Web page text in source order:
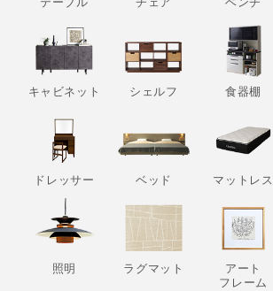
テーブル
チェア
ベンチ
キャビネット シェルフ 食器棚
ドレッサー ベッド マットレス
照明 ラグマット
アート
フレーム